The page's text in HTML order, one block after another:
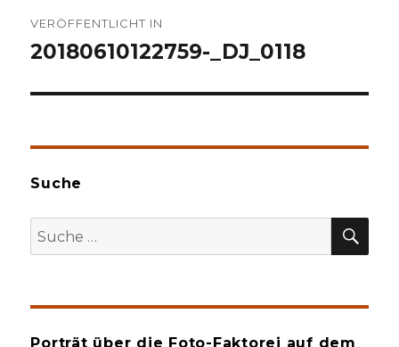
VERÖFFENTLICHT IN
20180610122759-_DJ_0118
Suche
Suche
nach:
Porträt über die Foto-Faktorei auf dem